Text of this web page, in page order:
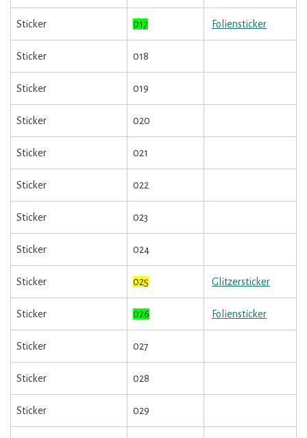
Sticker 017 Foliensticker
Sticker 018
Sticker 019
Sticker 020
Sticker 021
Sticker 022
Sticker 023
Sticker 024
Sticker 025 Glitzersticker
Sticker 026 Foliensticker
Sticker 027
Sticker 028
Sticker 029